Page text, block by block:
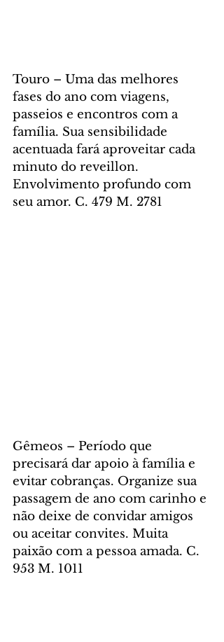
Touro – Uma das melhores
fases do ano com viagens,
passeios e encontros com a
família. Sua sensibilidade
acentuada fará aproveitar cada
minuto do reveillon.
Envolvimento profundo com
seu amor. C. 479 M. 2781
Gêmeos – Período que
precisará dar apoio à família e
evitar cobranças. Organize sua
passagem de ano com carinho e
não deixe de convidar amigos
ou aceitar convites. Muita
paixão com a pessoa amada. C.
953 M. 1011